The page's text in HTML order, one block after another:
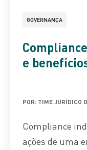
GOVERNANÇA
e
POR: TIME JURÍDICO
Compliance
ações de uma